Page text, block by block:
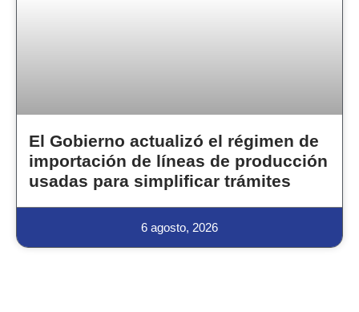
El Gobierno actualizó el régimen de
importación de líneas de producción
usadas para simplificar trámites
6 agosto, 2026